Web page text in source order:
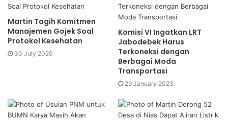
Martin Tagih Komitmen
Manajemen Gojek Soal
Protokol Kesehatan
30 July 2020
Komisi VI Ingatkan LRT
Jabodebek Harus
Terkoneksi dengan
Berbagai Moda
Transportasi
29 January 2023